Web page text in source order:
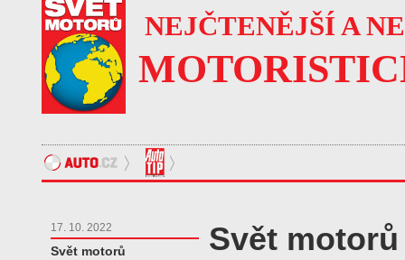
NEJČTENĚJŠÍ A
17. 10. 2022
Svět motorů Svět